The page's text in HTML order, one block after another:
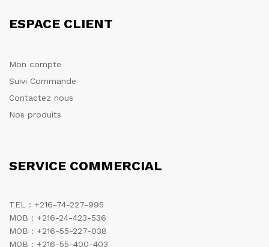
ESPACE CLIENT
Mon compte
Suivi Commande
Contactez nous
Nos produits
SERVICE COMMERCIAL
TEL : +216-74-227-995
MOB : +216-24-423-536
MOB : +216-55-227-038
MOB : +216-55-400-403